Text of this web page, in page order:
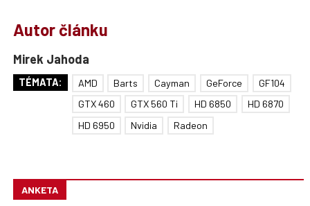
Autor článku
Mirek Jahoda
TÉMATA: AMD Barts Cayman GeForce
GF104
GTX 460
GTX 560 Ti HD 6850
HD 6870
HD 6950
Nvidia Radeon
ANKETA